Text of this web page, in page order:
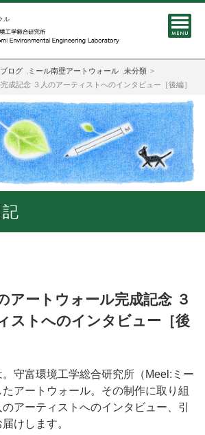
ル
ブログ , ミール南壁アートウォール ,未分類
成記念 ３人のアーティストへのインタビュー［後編］
アートウォール完成記念 ３
ストへのインタビュー［後
守富環境工学総合研究所（Meel:ミー
アートウォール。その制作に取り組
アーティストへのインタビュー、引
けします。